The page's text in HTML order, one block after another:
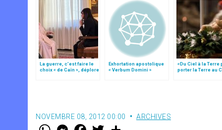
La guerre, c’est faire le
choix « de Caïn », déplore
Exhortation apostolique
« Verbum Domini »
«Du Ciel à la Terre
porter la Terre au
NOVEMBRE 08, 2012 00:00 ARCHIVES
W M F